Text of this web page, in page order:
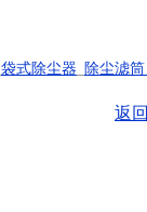
袋式除尘器 除尘滤筒
返回